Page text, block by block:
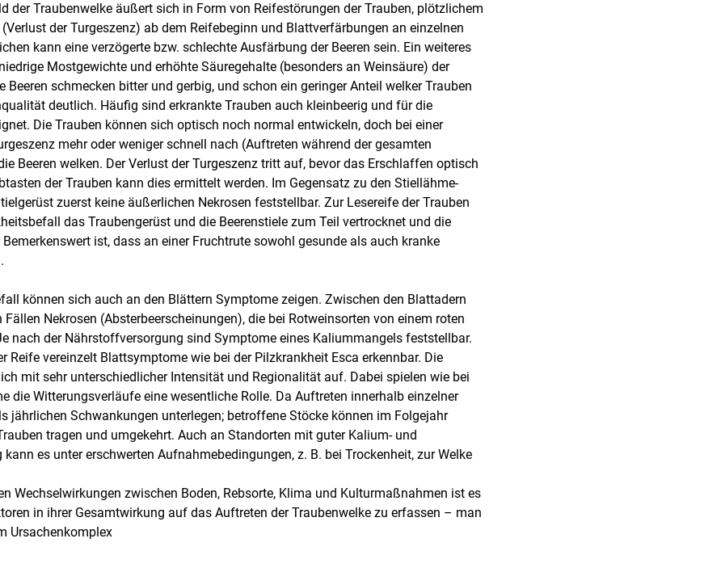
der Traubenwelke äußert sich in Form von Reifestörungen der Trauben, plötzlichem
der Turgeszenz) ab dem Reifebeginn und Blattverfärbungen an einzelnen
kann eine verzögerte bzw. schlechte Ausfärbung der Beeren sein. Ein weiteres
Mostgewichte und erhöhte Säuregehalte (besonders an Weinsäure) der
Beeren schmecken bitter und gerbig, und schon ein geringer Anteil welker Trauben
deutlich. Häufig sind erkrankte Trauben auch kleinbeerig und für die
Die Trauben können sich optisch noch normal entwickeln, doch bei einer
mehr oder weniger schnell nach (Auftreten während der gesamten
Beeren welken. Der Verlust der Turgeszenz tritt auf, bevor das Erschlaffen optisch
der Trauben kann dies ermittelt werden. Im Gegensatz zu den Stiellähme-
zuerst keine äußerlichen Nekrosen feststellbar. Zur Lesereife der Trauben
das Traubengerüst und die Beerenstiele zum Teil vertrocknet und die
ist, dass an einer Fruchtrute sowohl gesunde als auch kranke
können sich auch an den Blättern Symptome zeigen. Zwischen den Blattadern
Nekrosen (Absterbeerscheinungen), die bei Rotweinsorten von einem roten
nach der Nährstoffversorgung sind Symptome eines Kaliummangels feststellbar.
Reife vereinzelt Blattsymptome wie bei der Pilzkrankheit Esca erkennbar. Die
mit sehr unterschiedlicher Intensität und Regionalität auf. Dabei spielen wie bei
die Witterungsverläufe eine wesentliche Rolle. Da Auftreten innerhalb einzelner
jährlichen Schwankungen unterlegen; betroffene Stöcke können im Folgejahr
tragen und umgekehrt. Auch an Standorten mit guter Kalium- und
es unter erschwerten Aufnahmebedingungen, z. B. bei Trockenheit, zur Welke
Wechselwirkungen zwischen Boden, Rebsorte, Klima und Kulturmaßnahmen ist es
in ihrer Gesamtwirkung auf das Auftreten der Traubenwelke zu erfassen – man
Ursachenkomplex